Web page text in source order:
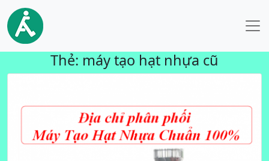
Thẻ: máy tạo hạt nhựa cũ